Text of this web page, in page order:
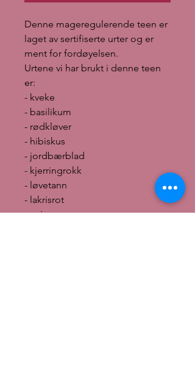
Denne mageregulerende teen er
laget av sertifiserte urter og er
ment for fordøyelsen.
Urtene vi har brukt i denne teen
er:
- kveke
- basilikum
- rødkløver
- hibiskus
- jordbærblad
- kjerringrokk
- løvetann
- lakrisrot
- anis